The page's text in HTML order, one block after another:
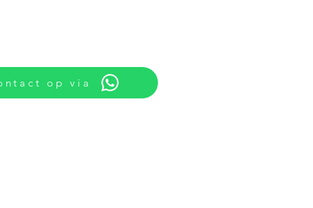
op via